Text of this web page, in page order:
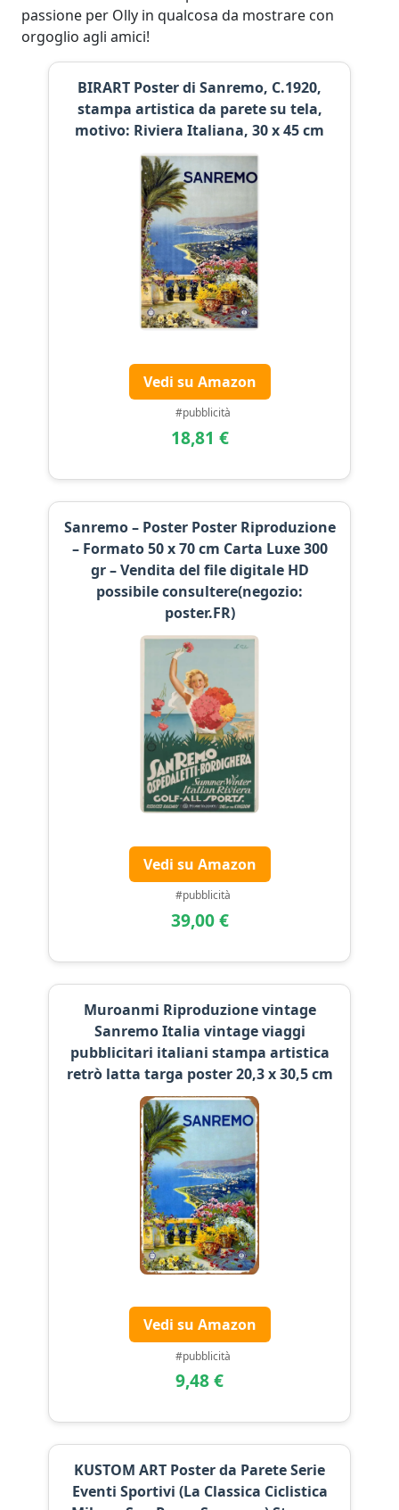
passione per Olly in qualcosa da mostrare con
orgoglio agli amici!
BIRART Poster di Sanremo, C.1920,
stampa artistica da parete su tela,
motivo: Riviera Italiana, 30 x 45 cm
Vedi su Amazon
#pubblicità
18,81 €
Sanremo – Poster Poster Riproduzione
– Formato 50 x 70 cm Carta Luxe 300
gr – Vendita del file digitale HD
possibile consultere(negozio:
poster.FR)
Vedi su Amazon
#pubblicità
39,00 €
Muroanmi Riproduzione vintage
Sanremo Italia vintage viaggi
pubblicitari italiani stampa artistica
retrò latta targa poster 20,3 x 30,5 cm
Vedi su Amazon
#pubblicità
9,48 €
KUSTOM ART Poster da Parete Serie
Eventi Sportivi (La Classica Ciclistica